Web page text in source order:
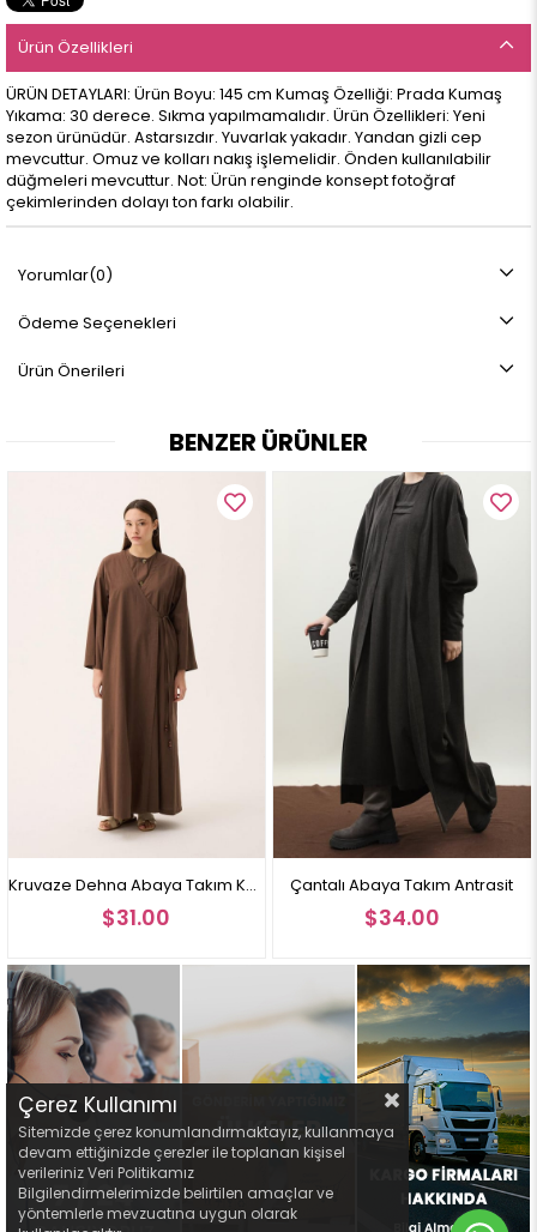
Ürün Özellikleri
ÜRÜN DETAYLARI: Ürün Boyu: 145 cm Kumaş Özelliği: Prada Kumaş
Yıkama: 30 derece. Sıkma yapılmamalıdır. Ürün Özellikleri: Yeni
sezon ürünüdür. Astarsızdır. Yuvarlak yakadır. Yandan gizli cep
mevcuttur. Omuz ve kolları nakış işlemelidir. Önden kullanılabilir
düğmeleri mevcuttur. Not: Ürün renginde konsept fotoğraf
çekimlerinden dolayı ton farkı olabilir.
Yorumlar(0)
Ödeme Seçenekleri
Ürün Önerileri
BENZER ÜRÜNLER
Kruvaze Dehna Abaya Takım Kahverengi
$31.00
Çantalı Abaya Takım Antrasit
$34.00
Çerez Kullanımı
Sitemizde çerez konumlandırmaktayız, kullanmaya
devam ettiğinizde çerezler ile toplanan kişisel
verileriniz Veri Politikamız
Bilgilendirmelerimizde belirtilen amaçlar ve
yöntemlerle mevzuatına uygun olarak